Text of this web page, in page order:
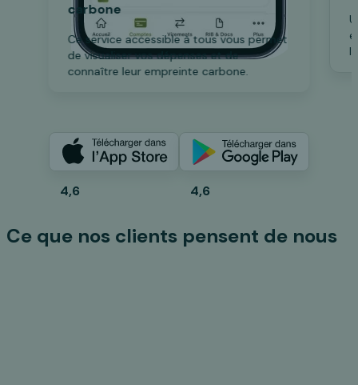
carbone
Ce service accessible à tous vous permet
de visualiser vos dépenses et de
connaître leur empreinte carbone.
4,6 4,6
Ce que nos clients pensent de nous